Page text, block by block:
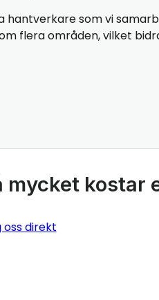
hantverkare som vi
flera områden, vilket
mycket kostar
oss direkt